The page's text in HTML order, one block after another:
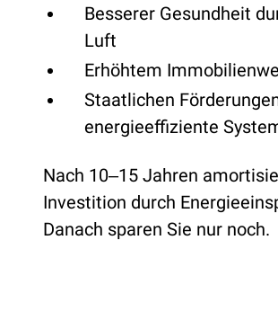
Besserer Gesundheit
Luft
Erhöhtem
Staatlichen
energieeffiziente
Nach 10‒15 Jahren
Investition durch
Danach sparen Sie nur noch.